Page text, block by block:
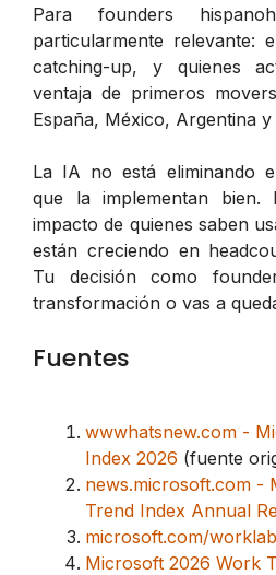
Para founders
particularmente relevante:
catching-up, y quienes
ventaja de primeros
España, México, Argentina y
La IA no está eliminando
que la implementan bien.
impacto de quienes saben
están creciendo en
Tu decisión como
transformación o vas a
Fuentes
wwwhatsnew.com -
Index 2026 (fuente
news.microsoft.com -
Trend Index Annual
microsoft.com/
Microsoft 2026 Work